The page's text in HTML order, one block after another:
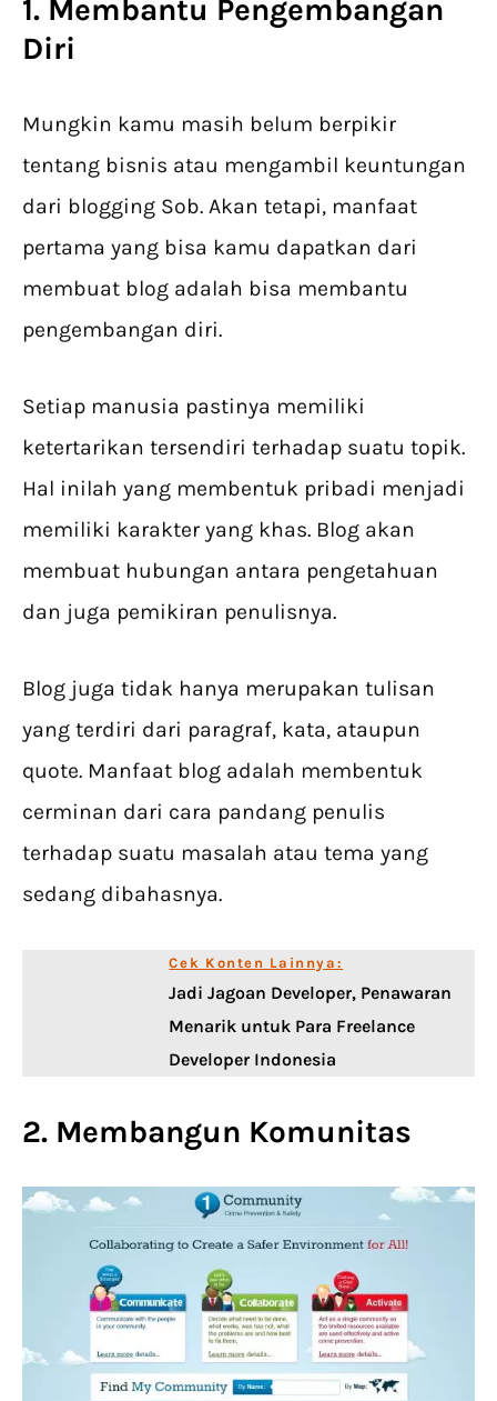
1. Membantu Pengembangan
Diri
Mungkin kamu masih belum berpikir
tentang bisnis atau mengambil keuntungan
dari blogging Sob. Akan tetapi, manfaat
pertama yang bisa kamu dapatkan dari
membuat blog adalah bisa membantu
pengembangan diri.
Setiap manusia pastinya memiliki
ketertarikan tersendiri terhadap suatu topik.
Hal inilah yang membentuk pribadi menjadi
memiliki karakter yang khas. Blog akan
membuat hubungan antara pengetahuan
dan juga pemikiran penulisnya.
Blog juga tidak hanya merupakan tulisan
yang terdiri dari paragraf, kata, ataupun
quote. Manfaat blog adalah membentuk
cerminan dari cara pandang penulis
terhadap suatu masalah atau tema yang
sedang dibahasnya.
Cek Konten Lainnya:
Jadi Jagoan Developer, Penawaran
Menarik untuk Para Freelance
Developer Indonesia
2. Membangun Komunitas